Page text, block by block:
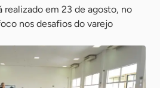
realizado em 23 de agosto, no
nos desafios do varejo